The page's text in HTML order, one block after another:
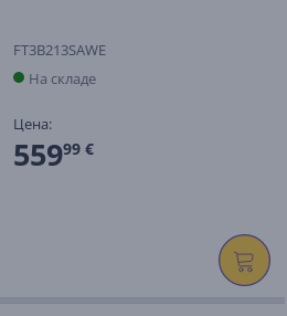
FT3B213SAWE
На складе
Цена:
55999 €